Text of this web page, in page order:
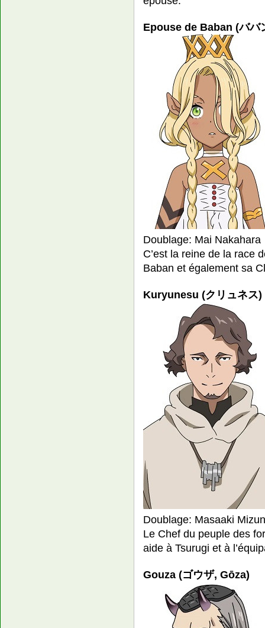
Epouse de Baban (ババ
Doublage: Mai Nakahara
C’est la reine de la race
Baban et également sa
Kuryunesu (クリュネス)
Doublage: Masaaki
Le Chef du peuple des
aide à Tsurugi et à
Gouza (ゴウザ, Gōza)